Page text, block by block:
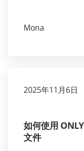
Mona
2025年11月6日
如何使用
文件